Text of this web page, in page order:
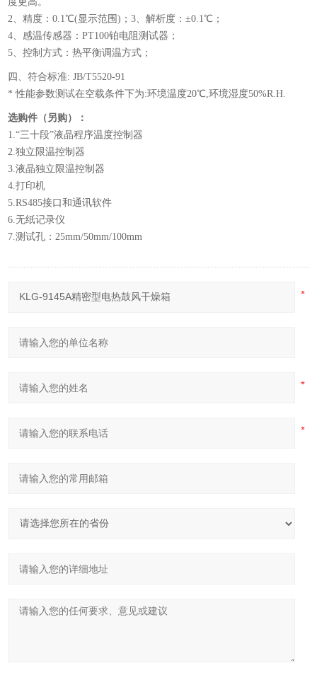
2、精度：0.1℃(显示范围)；3、解析度：±0.1℃；
4、感温传感器：PT100铂电阻测试器；
5、控制方式：热平衡调温方式；
四、符合标准: JB/T5520-91
* 性能参数测试在空载条件下为:环境温度20℃,环境湿度50%R.H.
选购件（另购）：
1.“三十段”液晶程序温度控制器
2.独立限温控制器
3.液晶独立限温控制器
4.打印机
5.RS485接口和通讯软件
6.无纸记录仪
7.测试孔：25mm/50mm/100mm